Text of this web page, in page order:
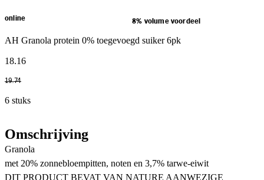
online 8% volume voordeel
AH Granola protein 0% toegevoegd suiker 6pk
18.16
19.74
6 stuks
Omschrijving
Granola
met 20% zonnebloempitten, noten en 3,7% tarwe-eiwit
DIT PRODUCT BEVAT VAN NATURE AANWEZIGE